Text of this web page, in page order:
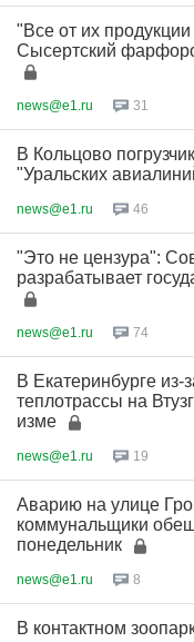
"Все от их продукции
Сысертский
news@e1.ru 31
В Кольцово
"Уральских
news@e1.ru 46
"Это не цензура":
разрабатывает
news@e1.ru 74
В Екатеринбурге из-
теплотрассы на
изме
news@e1.ru 19
Аварию на улице
коммунальщики
понедельник
news@e1.ru 8
В контактном